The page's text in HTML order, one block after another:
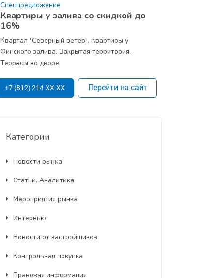
Спецпредложение
Квартиры у залива со скидкой до
16%
Квартал "Северный ветер". Квартиры у
Финского залива. Закрытая территория.
Террасы во дворе.
+7 (812) 214-XX-XX Перейти на сайт
Категории
Новости рынка
Статьи. Аналитика
Мероприятия рынка
Интервью
Новости от застройщиков
Контрольная покупка
Правовая информация